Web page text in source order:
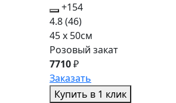
+154
4.8(46)
45 x 50см
Розовый закат
7710₽
Заказать
Купить в 1 клик